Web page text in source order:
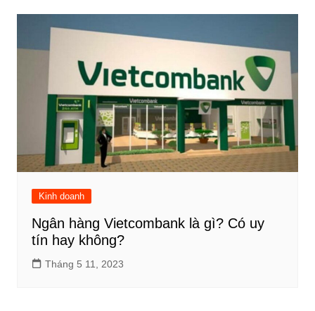
Kinh doanh
Ngân hàng Vietcombank là gì? Có uy
tín hay không?
Tháng 5 11, 2023